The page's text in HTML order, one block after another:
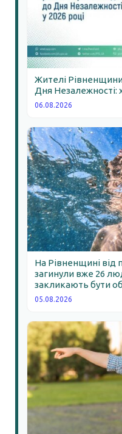
Жителі
Дня Незалежності:
06.08.2026
На Рівненщині від
загинули вже 26
закликають бути
05.08.2026